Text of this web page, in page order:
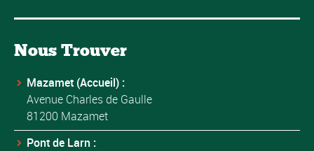
Nous Trouver
Mazamet (Accueil) :
Avenue Charles de Gaulle
81200 Mazamet
Pont de Larn :